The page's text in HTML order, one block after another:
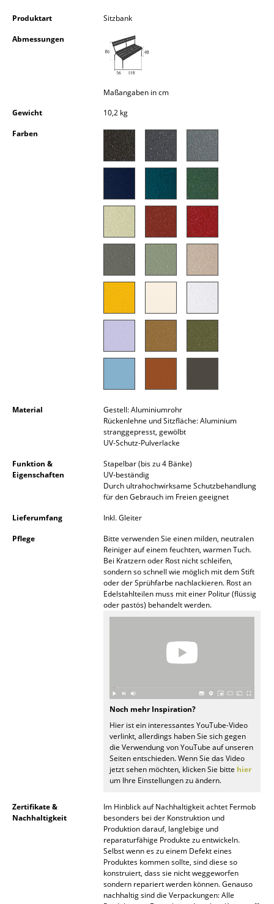
Kindertische
Gartentische
... alle Tische
Regale & Schränke
Sideboards & Kommoden
... alle Aufbewahrungsmöbel
Hängeleuchten & Deckenleuchten
Schreibtischleuchten
Stehleuchten & Leseleuchten
Outdoor-Leuchten
Nachttische & Bettzubehör
Produktart
Sitzbank
Abmessungen
Maßangaben in cm
Gewicht
10,2 kg
Farben
Material
Gestell: Aluminiumrohr
Rückenlehne und Sitzfläche: Aluminium
stranggepresst, gewölbt
UV-Schutz-Pulverlacke
Funktion &
Eigenschaften
Stapelbar (bis zu 4 Bänke)
UV-beständig
Durch ultrahochwirksame Schutzbehandlung
für den Gebrauch im Freien geeignet
Lieferumfang
Inkl. Gleiter
Pflege
Bitte verwenden Sie einen milden, neutralen
Reiniger auf einem feuchten, warmen Tuch.
Bei Kratzern oder Rost nicht schleifen,
sondern so schnell wie möglich mit dem Stift
oder der Sprühfarbe nachlackieren. Rost an
Edelstahlteilen muss mit einer Politur (flüssig
oder pastös) behandelt werden.
Noch mehr Inspiration?
Hier ist ein interessantes YouTube-Video
verlinkt, allerdings haben Sie sich gegen
die Verwendung von YouTube auf unseren
Seiten entschieden. Wenn Sie das Video
jetzt sehen möchten, klicken Sie bitte hier
um Ihre Einstellungen zu ändern.
Zertifikate &
Nachhaltigkeit
Im Hinblick auf Nachhaltigkeit achtet Fermob
besonders bei der Konstruktion und
Produktion darauf, langlebige und
reparaturfähige Produkte zu entwickeln.
Selbst wenn es zu einem Defekt eines
Produktes kommen sollte, sind diese so
konstruiert, dass sie nicht weggeworfen
sondern repariert werden können. Genauso
nachhaltig sind die Verpackungen: Alle